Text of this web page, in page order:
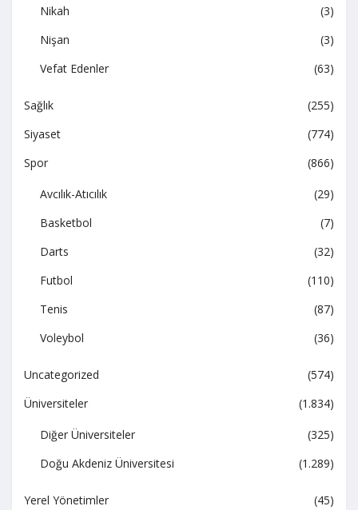
Nikah
(3)
Nişan
(3)
Vefat Edenler
(63)
Sağlık
(255)
Siyaset
(774)
Spor
(866)
Avcılık-Atıcılık
(29)
Basketbol
(7)
Darts
(32)
Futbol
(110)
Tenis
(87)
Voleybol
(36)
Uncategorized
(574)
Üniversiteler
(1.834)
Diğer Üniversiteler
(325)
Doğu Akdeniz Üniversitesi
(1.289)
Yerel Yönetimler (45)